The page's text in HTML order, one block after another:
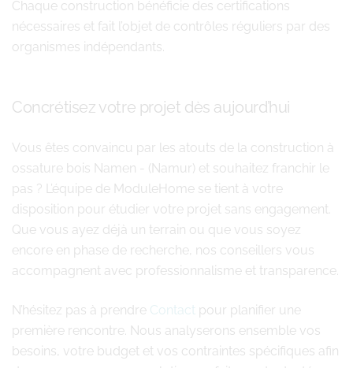
Chaque construction bénéficie des certifications
nécessaires et fait l’objet de contrôles réguliers par des
organismes indépendants.
Concrétisez votre projet dès aujourd’hui
Vous êtes convaincu par les atouts de la construction à
ossature bois Namen - (Namur) et souhaitez franchir le
pas ? L’équipe de ModuleHome se tient à votre
disposition pour étudier votre projet sans engagement.
Que vous ayez déjà un terrain ou que vous soyez
encore en phase de recherche, nos conseillers vous
accompagnent avec professionnalisme et transparence.
N’hésitez pas à prendre Contact pour planifier une
première rencontre. Nous analyserons ensemble vos
besoins, votre budget et vos contraintes spécifiques afin